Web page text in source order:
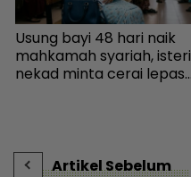
Usung bayi 48 hari naik
mahkamah syariah, isteri
nekad minta cerai lepas
Artikel Sebelum